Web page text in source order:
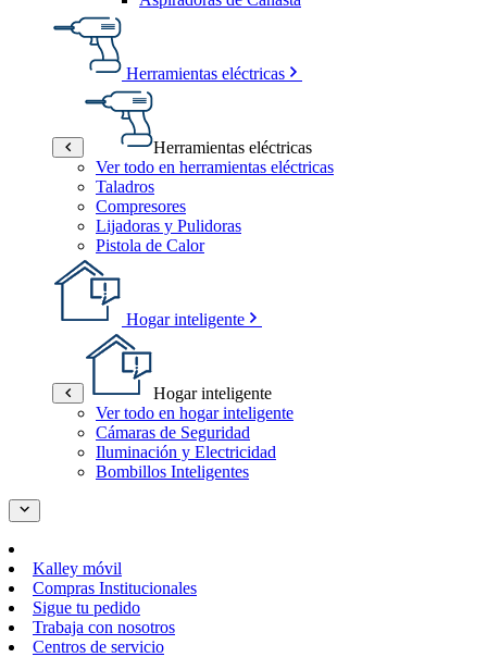
Herramientas eléctricas
Herramientas eléctricas
Ver todo en herramientas eléctricas
Taladros
Compresores
Lijadoras y Pulidoras
Pistola de Calor
Hogar inteligente
Hogar inteligente
Ver todo en hogar inteligente
Cámaras de Seguridad
Iluminación y Electricidad
Bombillos Inteligentes
Kalley móvil
Compras Institucionales
Sigue tu pedido
Trabaja con nosotros
Centros de servicio